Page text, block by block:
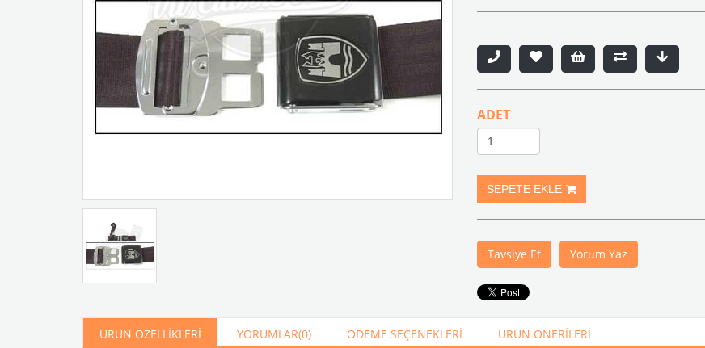
ADET
Artır
Tavsiye Et Yorum Yaz
ÜRÜN ÖZELLIKLERI YORUMLAR(0) ÖDEME SEÇENEKLERI ÜRÜN ÖNERILERI